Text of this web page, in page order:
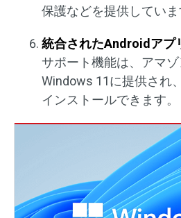
保護などを提供していま
統合されたAndroidアプ
サポート機能は、アマ
Windows 11に提供され
インストールできます。